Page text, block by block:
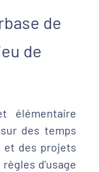
de
de
élémentaire
des temps
et des projets
d’usage